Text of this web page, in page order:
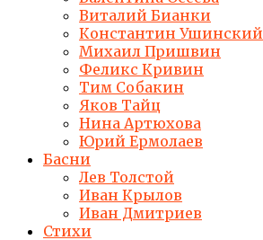
Виталий Бианки
Константин Ушинский
Михаил Пришвин
Феликс Кривин
Тим Собакин
Яков Тайц
Нина Артюхова
Юрий Ермолаев
Басни
Лев Толстой
Иван Крылов
Иван Дмитриев
Стихи